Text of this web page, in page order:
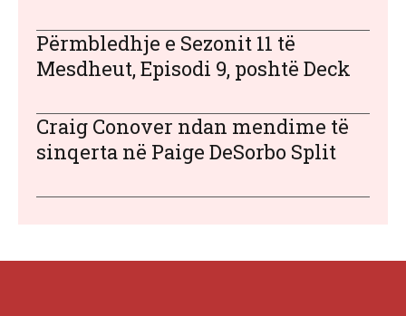
Përmbledhje e Sezonit 11 të
Mesdheut, Episodi 9, poshtë Deck
Craig Conover ndan mendime të
sinqerta në Paige DeSorbo Split